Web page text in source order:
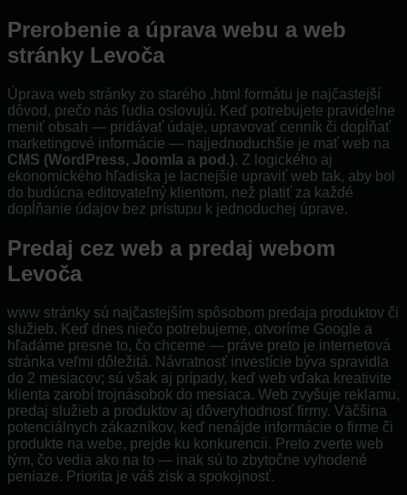
Prerobenie a úprava webu a web
stránky Levoča
Úprava web stránky zo starého .html formátu je najčastejší
dôvod, prečo nás ľudia oslovujú. Keď potrebujete pravidelne
meniť obsah — pridávať údaje, upravovať cenník či dopĺňať
marketingové informácie — najjednoduchšie je mať web na
CMS (WordPress, Joomla a pod.). Z logického aj
ekonomického hľadiska je lacnejšie upraviť web tak, aby bol
do budúcna editovateľný klientom, než platiť za každé
dopĺňanie údajov bez prístupu k jednoduchej úprave.
Predaj cez web a predaj webom
Levoča
www stránky sú najčastejším spôsobom predaja produktov či
služieb. Keď dnes niečo potrebujeme, otvoríme Google a
hľadáme presne to, čo chceme — práve preto je internetová
stránka veľmi dôležitá. Návratnosť investície býva spravidla
do 2 mesiacov; sú však aj prípady, keď web vďaka kreativite
klienta zarobí trojnásobok do mesiaca. Web zvyšuje reklamu,
predaj služieb a produktov aj dôveryhodnosť firmy. Väčšina
potenciálnych zákazníkov, keď nenájde informácie o firme či
produkte na webe, prejde ku konkurencii. Preto zverte web
tým, čo vedia ako na to — inak sú to zbytočne vyhodené
peniaze. Priorita je váš zisk a spokojnosť.